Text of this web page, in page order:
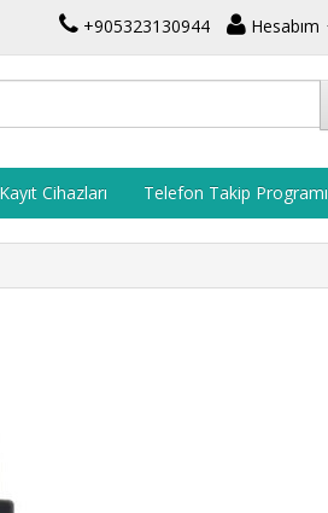
+905323130944 Hesabım
Cihazları Telefon Takip Programı